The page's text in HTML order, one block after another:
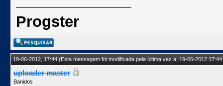
Progster
19-06-2012, 17:44(Esta mensagem foi modificada pela última vez a: 19-06-2012
uploader master
Banidos